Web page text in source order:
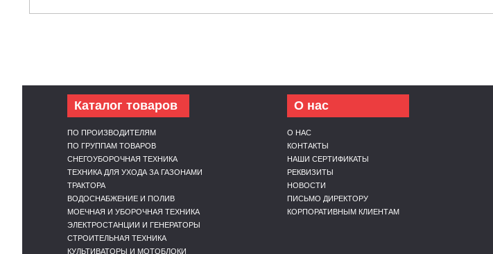
Каталог товаров
ПО ПРОИЗВОДИТЕЛЯМ
ПО ГРУППАМ ТОВАРОВ
СНЕГОУБОРОЧНАЯ ТЕХНИКА
ТЕХНИКА ДЛЯ УХОДА ЗА ГАЗОНАМИ
ТРАКТОРА
ВОДОСНАБЖЕНИЕ И ПОЛИВ
МОЕЧНАЯ И УБОРОЧНАЯ ТЕХНИКА
ЭЛЕКТРОСТАНЦИИ И ГЕНЕРАТОРЫ
СТРОИТЕЛЬНАЯ ТЕХНИКА
КУЛЬТИВАТОРЫ И МОТОБЛОКИ
О нас
О НАС
КОНТАКТЫ
НАШИ СЕРТИФИКАТЫ
РЕКВИЗИТЫ
НОВОСТИ
ПИСЬМО ДИРЕКТОРУ
КОРПОРАТИВНЫМ КЛИЕНТАМ